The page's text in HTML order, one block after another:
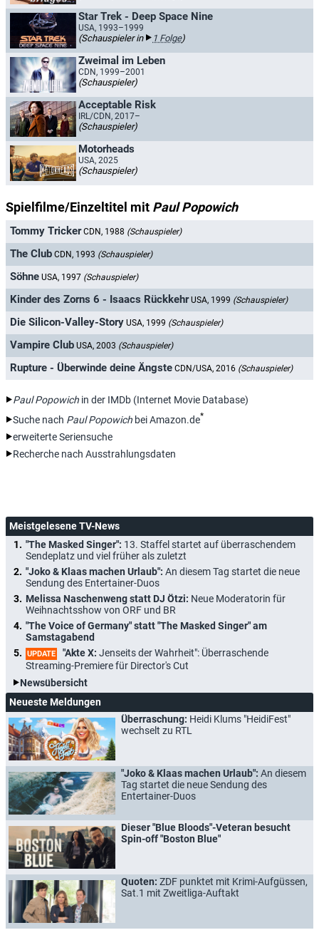
Star Trek - Deep Space Nine
USA, 1993–1999
(Schauspieler in 1 Folge)
Zweimal im Leben
CDN, 1999–2001
(Schauspieler)
Acceptable Risk
IRL/CDN, 2017–
(Schauspieler)
Motorheads
USA, 2025
(Schauspieler)
Spielfilme/Einzeltitel mit Paul Popowich
Tommy Tricker CDN, 1988 (Schauspieler)
The Club CDN, 1993 (Schauspieler)
Söhne USA, 1997 (Schauspieler)
Kinder des Zorns 6 - Isaacs Rückkehr USA, 1999 (Schauspieler)
Die Silicon-Valley-Story USA, 1999 (Schauspieler)
Vampire Club USA, 2003 (Schauspieler)
Rupture - Überwinde deine Ängste CDN/USA, 2016 (Schauspieler)
Paul Popowich in der IMDb (Internet Movie Database)
Suche nach Paul Popowich bei Amazon.de*
erweiterte Seriensuche
Recherche nach Ausstrahlungsdaten
Meistgelesene TV-News
"The Masked Singer": 13. Staffel startet auf überraschendem
Sendeplatz und viel früher als zuletzt
"Joko & Klaas machen Urlaub": An diesem Tag startet die neue
Sendung des Entertainer-Duos
Melissa Naschenweng statt DJ Ötzi: Neue Moderatorin für
Weihnachtsshow von ORF und BR
"The Voice of Germany" statt "The Masked Singer" am
Samstagabend
UPDATE "Akte X: Jenseits der Wahrheit": Überraschende
Streaming-Premiere für Director's Cut
Newsübersicht
Neueste Meldungen
Überraschung: Heidi Klums "HeidiFest"
wechselt zu RTL
"Joko & Klaas machen Urlaub": An diesem
Tag startet die neue Sendung des
Entertainer-Duos
Dieser "Blue Bloods"-Veteran besucht
Spin-off "Boston Blue"
Quoten: ZDF punktet mit Krimi-Aufgüssen,
Sat.1 mit Zweitliga-Auftakt